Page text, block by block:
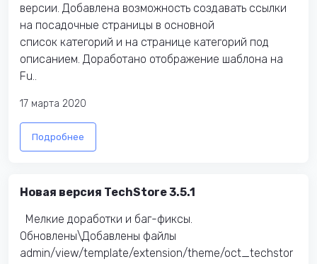
версии. Добавлена возможность создавать ссылки
на посадочные страницы в основной
список категорий и на странице категорий под
описанием. Доработано отображение шаблона на
Fu..
17 марта 2020
Подробнее
Новая версия TechStore 3.5.1
Мелкие доработки и баг-фиксы.
Обновлены\Добавлены файлы
admin/view/template/extension/theme/oct_techstor